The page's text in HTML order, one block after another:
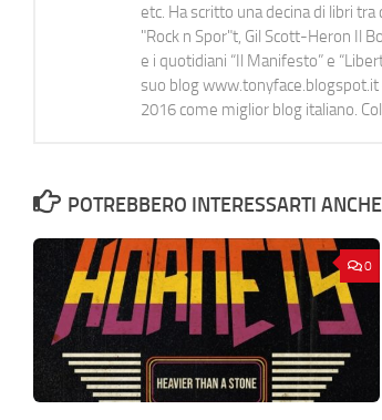
etc. Ha scritto una decina di libri
"Rock n Spor"t, Gil Scott-Heron Il
e i quotidiani “Il Manifesto” e
suo blog www.tonyface.blogspot.it
2016 come miglior blog italiano.
POTREBBERO INTERESSARTI
0